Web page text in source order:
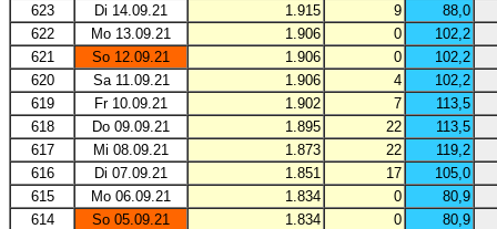
623
Di 14.09.21 1.915 9
88,0
622
Mo 13.09.21 1.906 0
102,2
621
So 12.09.21 1.906 0
102,2
620
Sa 11.09.21 1.906 4
102,2
619
Fr 10.09.21 1.902 7
113,5
618
Do 09.09.21 1.895 22
113,5
617
Mi 08.09.21 1.873 22
119,2
616
Di 07.09.21 1.851 17
105,0
615
Mo 06.09.21 1.834 0
80,9
614
So 05.09.21 1.834 0
80,9